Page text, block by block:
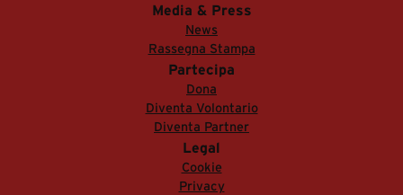
Media & Press
News
Rassegna Stampa
Partecipa
Dona
Diventa Volontario
Diventa Partner
Legal
Cookie
Privacy